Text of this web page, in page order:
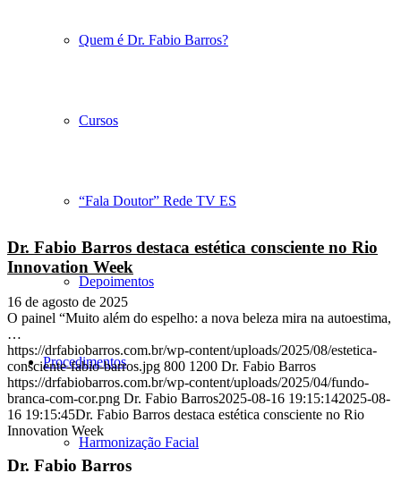
Quem é Dr. Fabio Barros?
Cursos
“Fala Doutor” Rede TV ES
Depoimentos
Procedimentos
Harmonização Facial
Dr. Fabio Barros destaca estética consciente no Rio
Innovation Week
16 de agosto de 2025
O painel “Muito além do espelho: a nova beleza mira na autoestima,
…
https://drfabiobarros.com.br/wp-content/uploads/2025/08/estetica-
consciente-fabio-barros.jpg 800 1200 Dr. Fabio Barros
https://drfabiobarros.com.br/wp-content/uploads/2025/04/fundo-
branca-com-cor.png Dr. Fabio Barros2025-08-16 19:15:142025-08-
16 19:15:45Dr. Fabio Barros destaca estética consciente no Rio
Innovation Week
Dr. Fabio Barros